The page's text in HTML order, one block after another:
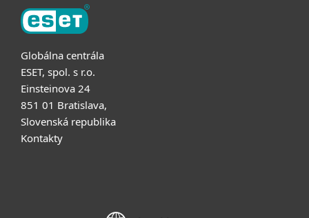
Globálna centrála
ESET, spol. s r.o.
Einsteinova 24
851 01 Bratislava,
Slovenská republika
Kontakty